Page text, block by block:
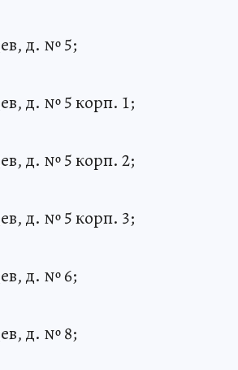
д. № 5;
д. № 5 корп. 1;
д. № 5 корп. 2;
д. № 5 корп. 3;
д. № 6;
д. № 8;